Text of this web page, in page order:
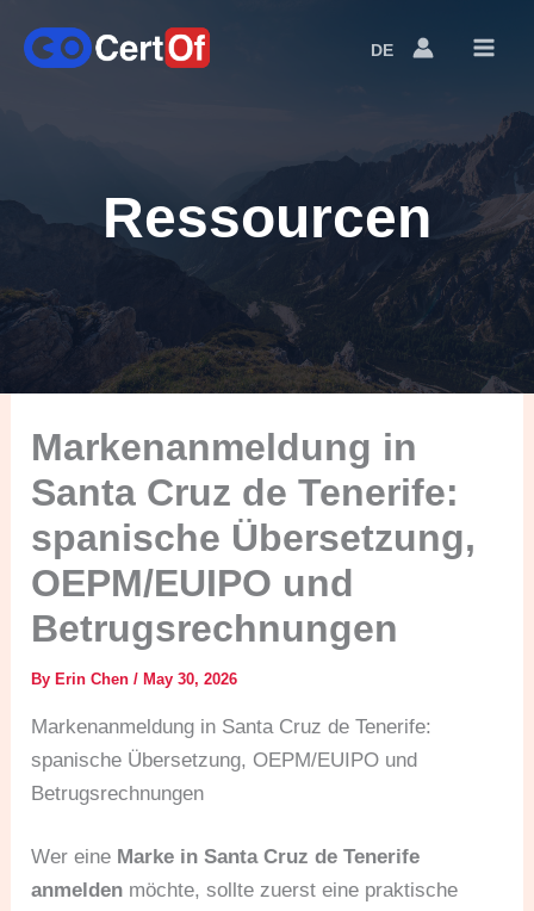
DE
Language
Ressourcen
Markenanmeldung in
Santa Cruz de Tenerife:
spanische Übersetzung,
OEPM/EUIPO und
Betrugsrechnungen
ByErin Chen/May 30, 2026
Markenanmeldung in Santa Cruz de Tenerife:
spanische Übersetzung, OEPM/EUIPO und
Betrugsrechnungen
Wer eine Marke in Santa Cruz de Tenerife
anmelden möchte, sollte zuerst eine praktische